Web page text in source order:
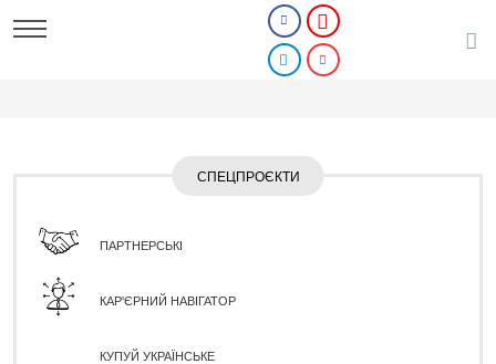
СПЕЦПРОЄКТИ
ПАРТНЕРСЬКІ
КАР'ЄРНИЙ НАВІГАТОР
КУПУЙ УКРАЇНСЬКЕ